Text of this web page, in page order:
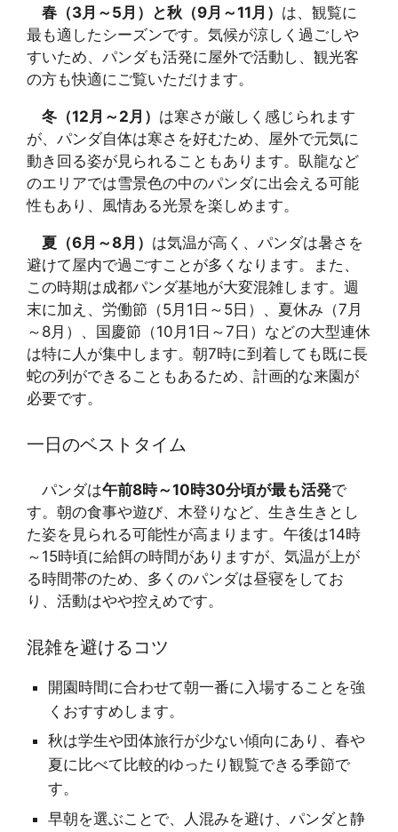
春（3月～5月）と秋（9月～11月） は、観覧に
最も適したシーズンです。気候が涼しく過ごしや
すいため、パンダも活発に屋外で活動し、観光客
の方も快適にご覧いただけます。
冬（12月～2月） は寒さが厳しく感じられます
が、パンダ自体は寒さを好むため、屋外で元気に
動き回る姿が見られることもあります。臥龍など
のエリアでは雪景色の中のパンダに出会える可能
性もあり、風情ある光景を楽しめます。
夏（6月～8月） は気温が高く、パンダは暑さを
避けて屋内で過ごすことが多くなります。また、
この時期は成都パンダ基地が大変混雑します。週
末に加え、労働節（5月1日～5日）、夏休み（7月
～8月）、国慶節（10月1日～7日）などの大型連休
は特に人が集中します。朝7時に到着しても既に長
蛇の列ができることもあるため、計画的な来園が
必要です。
一日のベストタイム
パンダは午前8時～10時30分頃が最も活発で
す。朝の食事や遊び、木登りなど、生き生きとし
た姿を見られる可能性が高まります。午後は14時
～15時頃に給餌の時間がありますが、気温が上が
る時間帯のため、多くのパンダは昼寝をしてお
り、活動はやや控えめです。
混雑を避けるコツ
開園時間に合わせて朝一番に入場することを強
くおすすめします。
秋は学生や団体旅行が少ない傾向にあり、春や
夏に比べて比較的ゆったり観覧できる季節で
す。
早朝を選ぶことで、人混みを避け、パンダと静